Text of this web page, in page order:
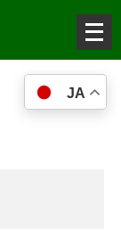
メ
ニ
ュ
ー
JA